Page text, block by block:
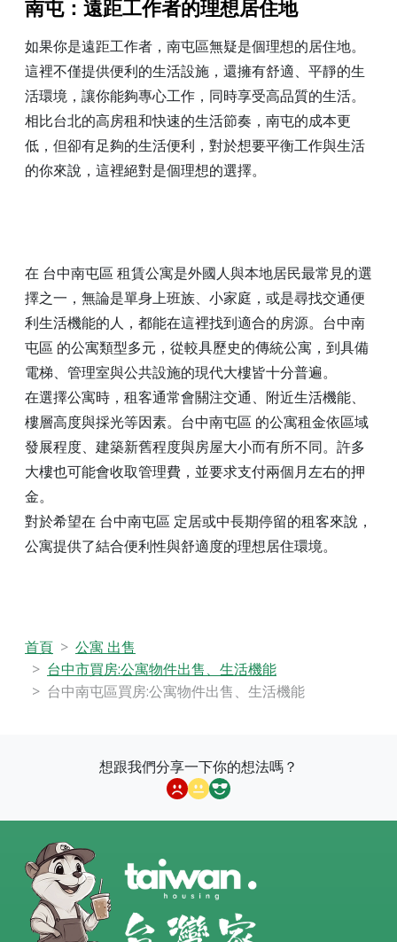
南屯：遠距工作者的理想居住地
如果你是遠距工作者，南屯區無疑是個理想的居住地。
這裡不僅提供便利的生活設施，還擁有舒適、平靜的生
活環境，讓你能夠專心工作，同時享受高品質的生活。
相比台北的高房租和快速的生活節奏，南屯的成本更
低，但卻有足夠的生活便利，對於想要平衡工作與生活
的你來說，這裡絕對是個理想的選擇。
在 台中南屯區 租賃公寓是外國人與本地居民最常見的選
擇之一，無論是單身上班族、小家庭，或是尋找交通便
利生活機能的人，都能在這裡找到適合的房源。台中南
屯區 的公寓類型多元，從較具歷史的傳統公寓，到具備
電梯、管理室與公共設施的現代大樓皆十分普遍。
在選擇公寓時，租客通常會關注交通、附近生活機能、
樓層高度與採光等因素。台中南屯區 的公寓租金依區域
發展程度、建築新舊程度與房屋大小而有所不同。許多
大樓也可能會收取管理費，並要求支付兩個月左右的押
金。
對於希望在 台中南屯區 定居或中長期停留的租客來說，
公寓提供了結合便利性與舒適度的理想居住環境。
首頁
公寓 出售
台中市買房:公寓物件出售、生活機能
台中南屯區買房:公寓物件出售、生活機能
想跟我們分享一下你的想法嗎？